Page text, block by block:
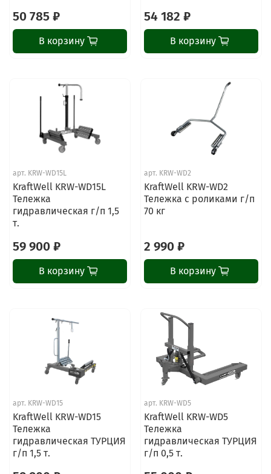
50 785 ₽
В корзину
54 182 ₽
В корзину
арт. KRW-WD15L
KraftWell KRW-WD15L
Тележка
гидравлическая г/п 1,5
т.
59 900 ₽
В корзину
арт. KRW-WD2
KraftWell KRW-WD2
Тележка с роликами г/п
70 кг
2 990 ₽
В корзину
арт. KRW-WD15
KraftWell KRW-WD15
Тележка
гидравлическая ТУРЦИЯ
г/п 1,5 т.
арт. KRW-WD5
KraftWell KRW-WD5
Тележка
гидравлическая ТУРЦИЯ
г/п 0,5 т.